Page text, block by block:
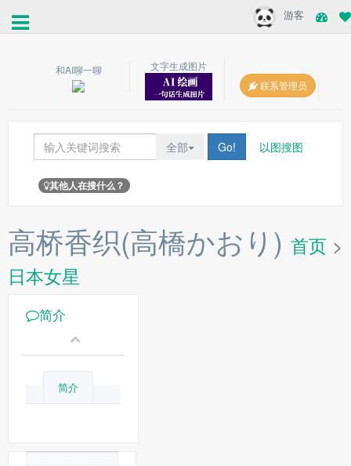
游客
和AI聊一聊
文字生成图片
联系管理员
全部 Go! 以图搜图
其他人在搜什么？
高桥香织(高橋かおり) 首页 >
日本女星
简介
简介